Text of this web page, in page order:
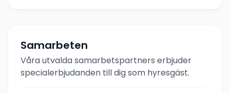
Samarbeten
Våra utvalda samarbetspartners erbjuder
specialerbjudanden till dig som hyresgäst.